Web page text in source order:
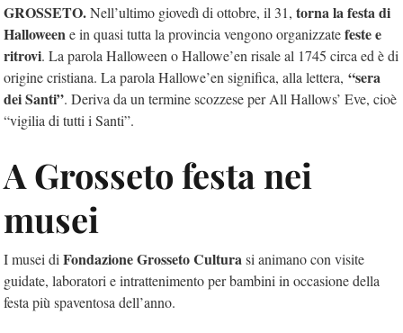
GROSSETO.Nell’ultimo giovedì di ottobre, il 31, torna la festa di
Halloweene in quasi tutta la provincia vengono organizzatefeste e
ritrovi. La parola Halloween o Hallowe’en risale al 1745 circa ed è di
origine cristiana. La parola Hallowe’en significa, alla lettera, “sera
dei Santi”. Deriva da un termine scozzese per All Hallows’ Eve, cioè
“vigilia di tutti i Santi”.
A Grosseto festa nei
musei
I musei di Fondazione Grosseto Culturasi animano con visite
guidate, laboratori e intrattenimento per bambini in occasione della
festa più spaventosa dell’anno.